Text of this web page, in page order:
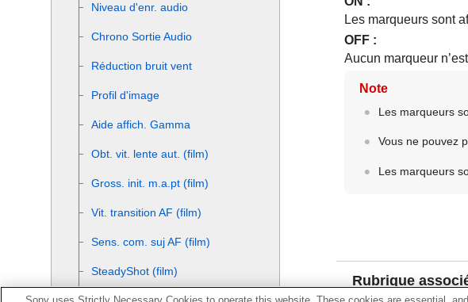
Les marqueurs sont
OFF :
Aucun marqueur
Note
Les marqueurs
Vous ne pouvez
Les marqueurs
Rubrique
Niveau d'enr. audio
Chrono Sortie Audio
Réduction bruit vent
Profil d'image
Aide affich. Gamma
Obt. vit. lente aut. (film)
Gross. init. m.a.pt (film)
Vit. transition AF (film)
Sens. com. suj AF (film)
SteadyShot (film)